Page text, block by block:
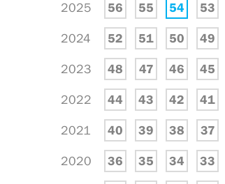
2025 56 55 54 53
2024 52 51 50 49
2023 48 47 46 45
2022 44 43 42 41
2021 40 39 38 37
2020 36 35 34 33